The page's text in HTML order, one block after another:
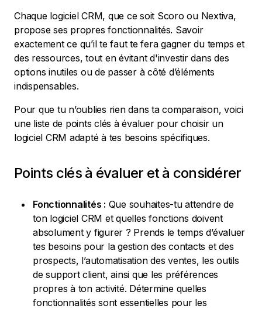
Chaque logiciel CRM, que ce soit Scoro ou Nextiva,
propose ses propres fonctionnalités. Savoir
exactement ce qu’il te faut te fera gagner du temps et
des ressources, tout en évitant d'investir dans des
options inutiles ou de passer à côté d’éléments
indispensables.
Pour que tu n’oublies rien dans ta comparaison, voici
une liste de points clés à évaluer pour choisir un
logiciel CRM adapté à tes besoins spécifiques.
Points clés à évaluer et à considérer
Fonctionnalités : Que souhaites-tu attendre de
ton logiciel CRM et quelles fonctions doivent
absolument y figurer ? Prends le temps d’évaluer
tes besoins pour la gestion des contacts et des
prospects, l’automatisation des ventes, les outils
de support client, ainsi que les préférences
propres à ton activité. Détermine quelles
fonctionnalités sont essentielles pour les